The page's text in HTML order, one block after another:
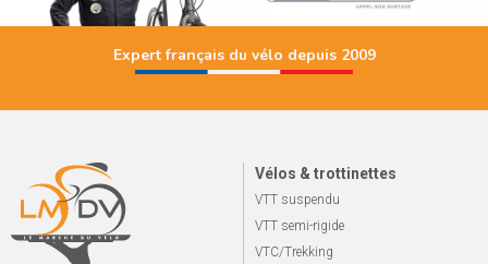
Expert français du vélo depuis 2009
Vélos & trottinettes
VTT suspendu
VTT semi-rigide
VTC/Trekking